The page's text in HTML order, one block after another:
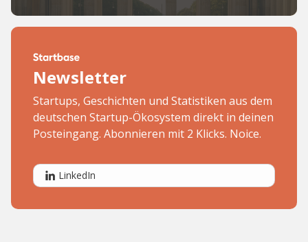
Newsletter
Startups, Geschichten und Statistiken aus dem
deutschen Startup-Ökosystem direkt in deinen
Posteingang. Abonnieren mit 2 Klicks. Noice.
LinkedIn